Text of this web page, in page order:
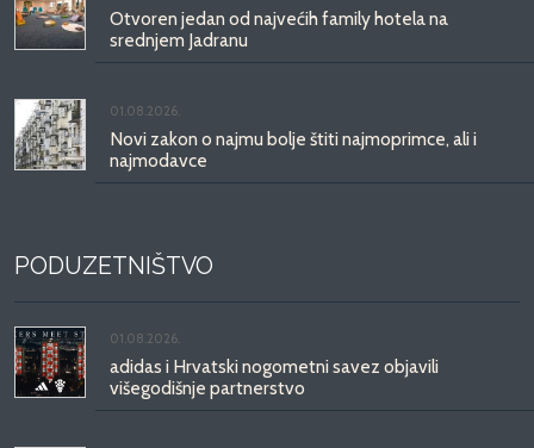
Otvoren jedan od najvećih family hotela na
srednjem Jadranu
01.08.2026.
Novi zakon o najmu bolje štiti najmoprimce, ali i
najmodavce
PODUZETNIŠTVO
01.08.2026.
adidas i Hrvatski nogometni savez objavili
višegodišnje partnerstvo